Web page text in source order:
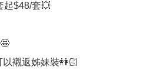
起$48/套💥
襯返姊妹裝👭🏻